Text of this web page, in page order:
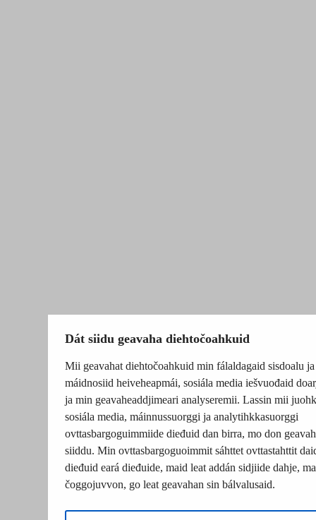
Dát siidu geavaha diehtočoahkuid
Mii geavahat diehtočoahkuid min fálaldagaid sisdoalu ja
máidnosiid heiveheapmái, sosiála media iešvuođaid
ja min geavaheaddjimeari analyseremii. Lassin mii
sosiála media, máinnussuorggi ja analytihkkasuorggi
ovttasbargoguimmiide dieđuid dan birra, mo don
siiddu. Min ovttasbargoguoimmit sáhttet ovttastahttit
dieđuid eará dieđuide, maid leat addán sidjiide dahje,
čoggojuvvon, go leat geavahan sin bálvalusaid.